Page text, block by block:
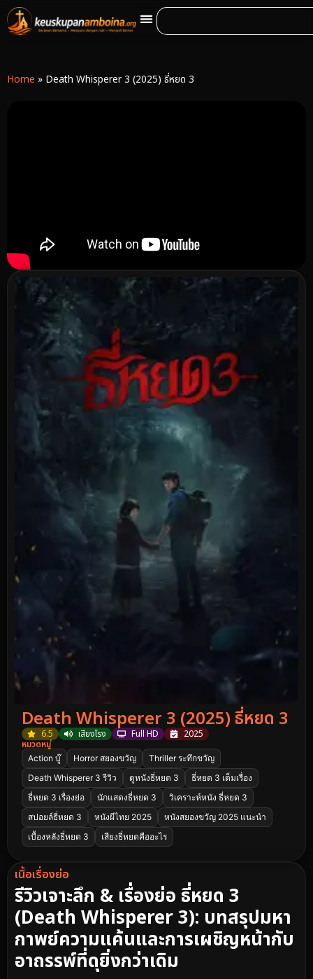
Home » Death Whisperer 3 (2025) ธี่หยด 3
Death Whisperer 3 (2025) ธี่หยด 3
6.5 เสียงโรง Full HD
2025
หมวดหมู่
Action บู๊ Horror สยองขวัญ
Thriller ระทึกขวัญ
Death Whisperer 3 รีวิว
ดูหนังธี่หยด 3
ธี่หยด 3 เต็มเรื่อง
ธี่หยด 3 เรื่องย่อ
นักแสดงธี่หยด 3
วิเคราะห์หนัง ธี่หยด 3
สปอยล์ธี่หยด 3
หนังผีไทย 2025
หนังสยองขวัญ 2025 แนะนำ
เบื้องหลังธี่หยด 3
เสียงธี่หยดคืออะไร
เนื้อเรื่องย่อ
รีวิวเจาะลึก & เรื่องย่อ ธี่หยด 3
(Death Whisperer 3): บทสรุปมหา
กาพย์ความแค้นและการเผชิญหน้ากับ
อาถรรพ์ที่ดุยิ่งกว่าเดิม